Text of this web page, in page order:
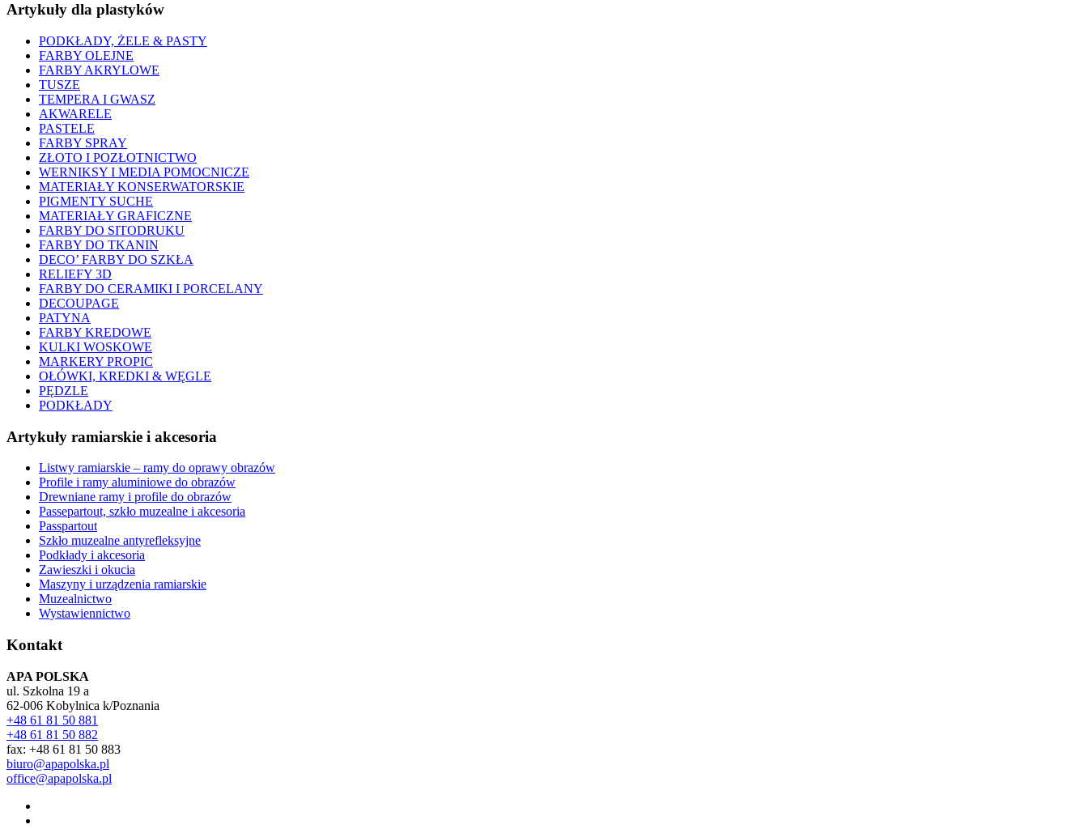
Artykuły dla plastyków
PODKŁADY, ŻELE & PASTY
FARBY OLEJNE
FARBY AKRYLOWE
TUSZE
TEMPERA I GWASZ
AKWARELE
PASTELE
FARBY SPRAY
ZŁOTO I POZŁOTNICTWO
WERNIKSY I MEDIA POMOCNICZE
MATERIAŁY KONSERWATORSKIE
PIGMENTY SUCHE
MATERIAŁY GRAFICZNE
FARBY DO SITODRUKU
FARBY DO TKANIN
DECO’ FARBY DO SZKŁA
RELIEFY 3D
FARBY DO CERAMIKI I PORCELANY
DECOUPAGE
PATYNA
FARBY KREDOWE
KULKI WOSKOWE
MARKERY PROPIC
OŁÓWKI, KREDKI & WĘGLE
PĘDZLE
PODKŁADY
Artykuły ramiarskie i akcesoria
Listwy ramiarskie – ramy do oprawy obrazów
Profile i ramy aluminiowe do obrazów
Drewniane ramy i profile do obrazów
Passepartout, szkło muzealne i akcesoria
Passpartout
Szkło muzealne antyrefleksyjne
Podkłady i akcesoria
Zawieszki i okucia
Maszyny i urządzenia ramiarskie
Muzealnictwo
Wystawiennictwo
Kontakt
APA POLSKA
ul. Szkolna 19 a
62-006 Kobylnica k/Poznania
+48 61 81 50 881
+48 61 81 50 882
fax: +48 61 81 50 883
biuro@apapolska.pl
office@apapolska.pl